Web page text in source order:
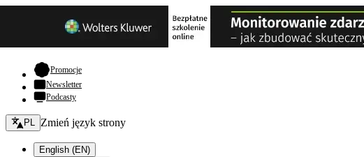
Promocje- otwiera się w nowej karcie
Newsletter
Podcasty
Zmień język - bieżący:
PL Zmień język strony
English (EN)